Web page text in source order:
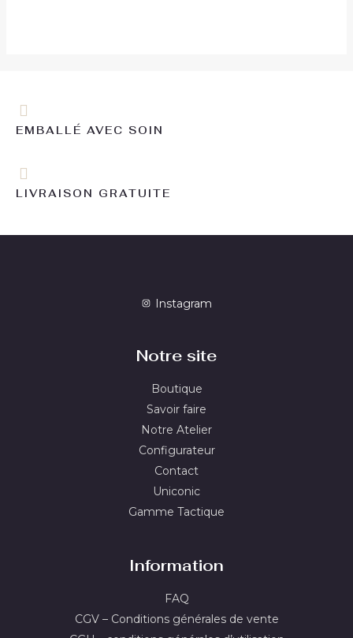
EMBALLÉ AVEC SOIN
LIVRAISON GRATUITE
Instagram
Notre site
Boutique
Savoir faire
Notre Atelier
Configurateur
Contact
Uniconic
Gamme Tactique
Information
FAQ
CGV – Conditions générales de vente